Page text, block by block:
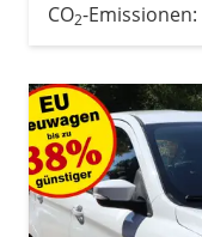
CO2-Emissionen: